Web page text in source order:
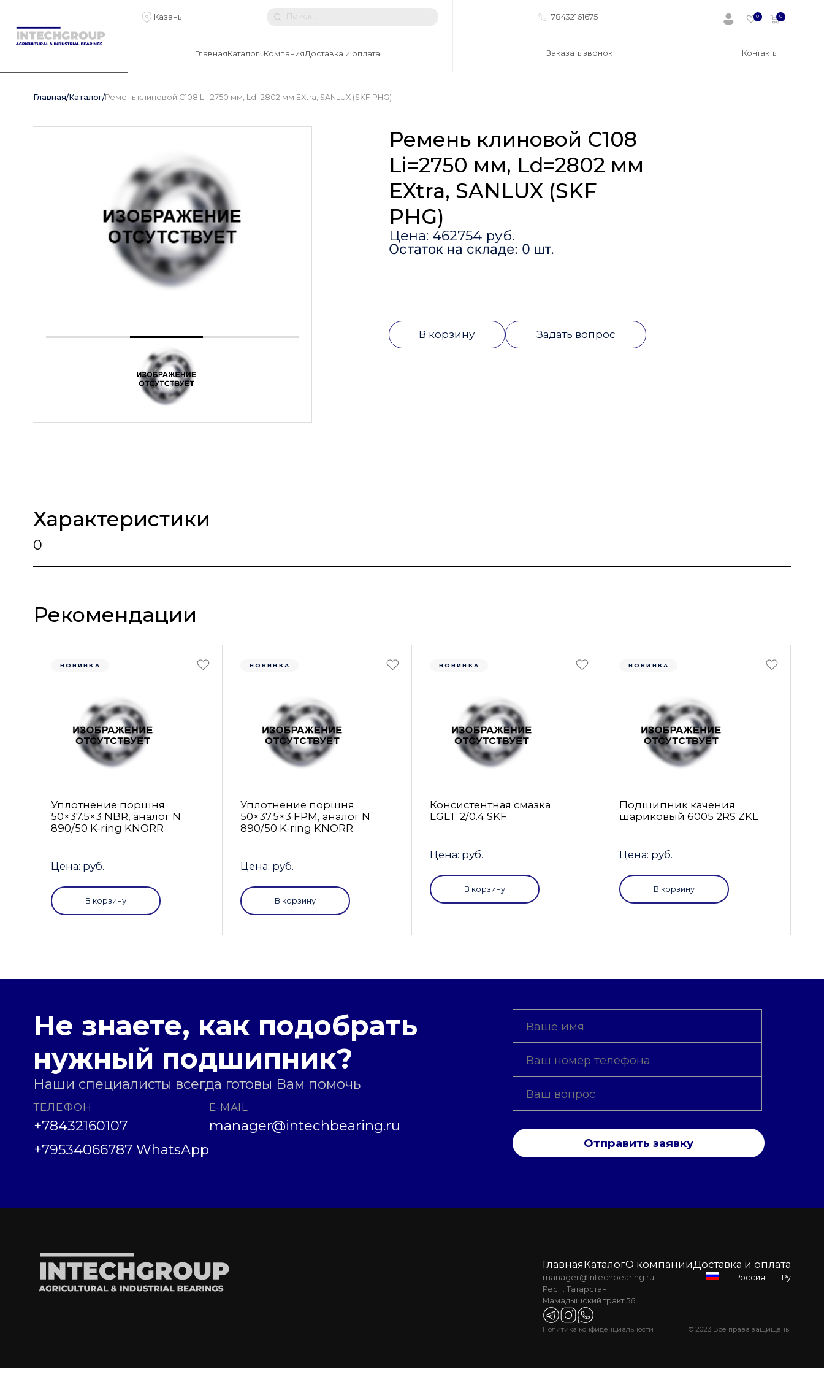
Казань +78432161675 0 0
ГлавнаяКаталог КомпанияДоставка и оплата Заказать звонок Контакты
Главная/Каталог/Ремень клиновой C108 Li=2750 мм, Ld=2802 мм EXtra, SANLUX (SKF PHG)
Ремень клиновой C108
Li=2750 мм, Ld=2802 мм
EXtra, SANLUX (SKF
PHG)
Цена: 462754 руб.
Остаток на складе: 0 шт.
В корзину Задать вопрос
Характеристики
0
Рекомендации
НОВИНКА
Уплотнение поршня
50×37.5×3 NBR, аналог N
890/50 K-ring KNORR
Цена: руб.
В корзину
НОВИНКА
Уплотнение поршня
50×37.5×3 FРM, аналог N
890/50 K-ring KNORR
Цена: руб.
В корзину
НОВИНКА
Консистентная смазка
LGLT 2/0.4 SKF
Цена: руб.
В корзину
НОВИНКА
Подшипник качения
шариковый 6005 2RS ZKL
Цена: руб.
В корзину
Не знаете, как подобрать
нужный подшипник?
Наши специалисты всегда готовы Вам помочь
ТЕЛЕФОН
+78432160107
+79534066787 WhatsApp
E-MAIL
manager@intechbearing.ru
Отправить заявку
ГлавнаяКаталогО компанииДоставка и оплата
manager@intechbearing.ru
Респ. Татарстан
Мамадышский тракт 56
Россия Ру
Политика конфиденциальности © 2023 Все права защищены